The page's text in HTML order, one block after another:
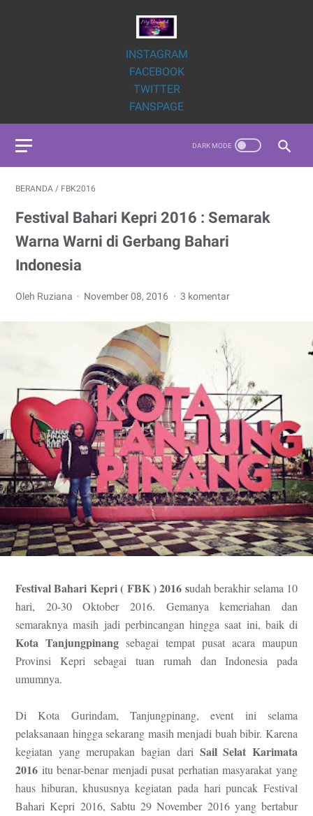
INSTAGRAM
FACEBOOK
TWITTER
FANSPAGE
BERANDA / FBK2016
Festival Bahari Kepri 2016 : Semarak
Warna Warni di Gerbang Bahari
Indonesia
Oleh Ruziana November 08, 2016 3 komentar
Festival Bahari Kepri ( FBK ) 2016 sudah berakhir selama 10
hari, 20-30 Oktober 2016. Gemanya kemeriahan dan
semaraknya masih jadi perbincangan hingga saat ini, baik di
Kota Tanjungpinang sebagai tempat pusat acara maupun
Provinsi Kepri sebagai tuan rumah dan Indonesia pada
umumnya.
Di Kota Gurindam, Tanjungpinang, event ini selama
pelaksanaan hingga sekarang masih menjadi buah bibir. Karena
kegiatan yang merupakan bagian dari Sail Selat Karimata
2016 itu benar-benar menjadi pusat perhatian masyarakat yang
haus hiburan, khususnya kegiatan pada hari puncak Festival
Bahari Kepri 2016, Sabtu 29 November 2016 yang bertabur